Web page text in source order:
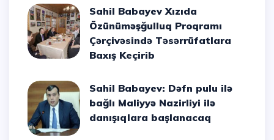
Sahil Babayev Xızıda
Özünüməşğulluq Proqramı
Çərçivəsində Təsərrüfatlara
Baxış Keçirib
Sahil Babayev: Dəfn pulu ilə
bağlı Maliyyə Nazirliyi ilə
danışıqlara başlanacaq